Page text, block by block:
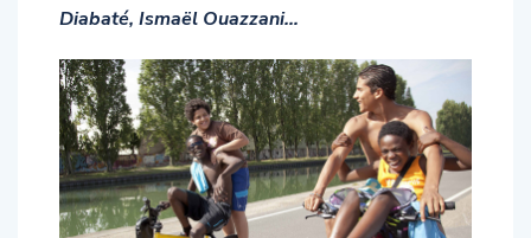
Diabaté, Ismaël Ouazzani…